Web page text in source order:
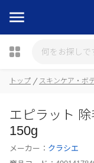
瓶詰
トップ スキンケア・ボ
エピラット
150g
メーカー： クラシエ